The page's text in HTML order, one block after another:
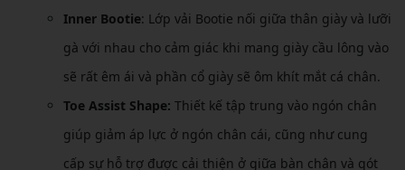
Inner Bootie: Lớp vải Bootie nối giữa thân giày và lưỡi
gà với nhau cho cảm giác khi mang giày cầu lông vào
sẽ rất êm ái và phần cổ giày sẽ ôm khít mắt cá chân.
Toe Assist Shape: Thiết kế tập trung vào ngón chân
giúp giảm áp lực ở ngón chân cái, cũng như cung
cấp sự hỗ trợ được cải thiện ở giữa bàn chân và gót